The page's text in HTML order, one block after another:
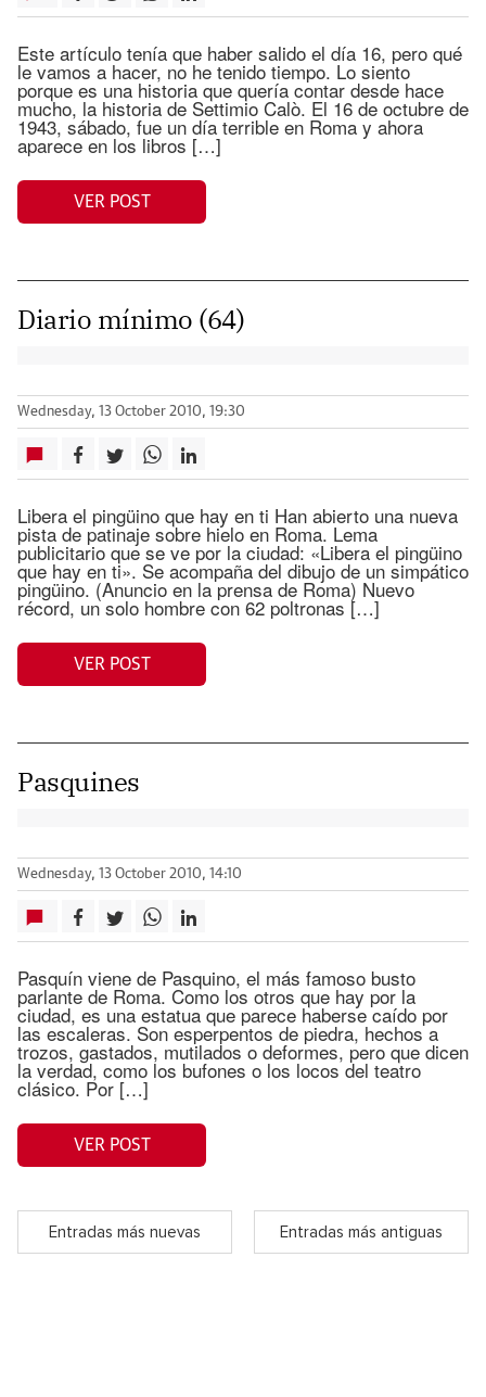
Este artículo tenía que haber salido el día 16, pero qué
le vamos a hacer, no he tenido tiempo. Lo siento
porque es una historia que quería contar desde hace
mucho, la historia de Settimio Calò. El 16 de octubre de
1943, sábado, fue un día terrible en Roma y ahora
aparece en los libros […]
VER POST
Diario mínimo (64)
Wednesday, 13 October 2010, 19:30
Libera el pingüino que hay en ti Han abierto una nueva
pista de patinaje sobre hielo en Roma. Lema
publicitario que se ve por la ciudad: «Libera el pingüino
que hay en ti». Se acompaña del dibujo de un simpático
pingüino. (Anuncio en la prensa de Roma) Nuevo
récord, un solo hombre con 62 poltronas […]
VER POST
Pasquines
Wednesday, 13 October 2010, 14:10
Pasquín viene de Pasquino, el más famoso busto
parlante de Roma. Como los otros que hay por la
ciudad, es una estatua que parece haberse caído por
las escaleras. Son esperpentos de piedra, hechos a
trozos, gastados, mutilados o deformes, pero que dicen
la verdad, como los bufones o los locos del teatro
clásico. Por […]
VER POST
Entradas más nuevas Entradas más antiguas